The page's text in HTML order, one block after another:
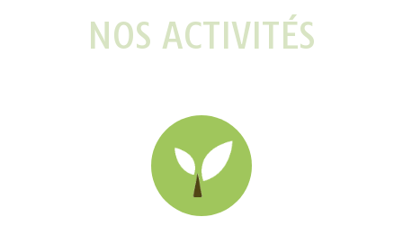
NOS ACTIVITÉS